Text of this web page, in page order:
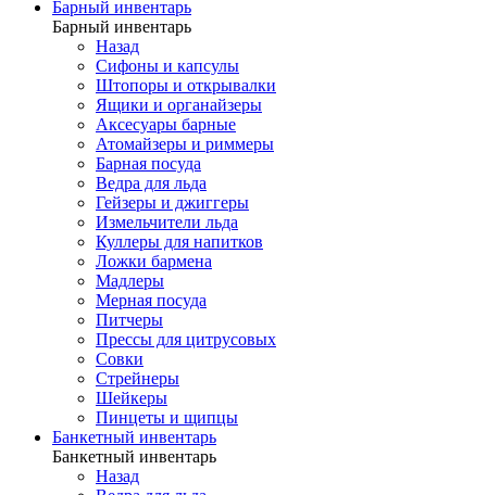
Барный инвентарь
Барный инвентарь
Назад
Сифоны и капсулы
Штопоры и открывалки
Ящики и органайзеры
Аксесуары барные
Атомайзеры и риммеры
Барная посуда
Ведра для льда
Гейзеры и джиггеры
Измельчители льда
Куллеры для напитков
Ложки бармена
Мадлеры
Мерная посуда
Питчеры
Прессы для цитрусовых
Совки
Стрейнеры
Шейкеры
Пинцеты и щипцы
Банкетный инвентарь
Банкетный инвентарь
Назад